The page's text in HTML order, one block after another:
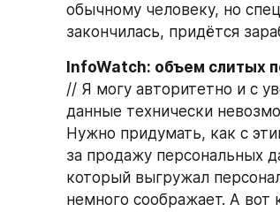
обычному человеку, но
закончилась, придётся
InfoWatch: объем слитых
// Я могу авторитетно и с
данные технически
Нужно придумать, как с
за продажу персональных
который выгружал
немного соображает. А вот